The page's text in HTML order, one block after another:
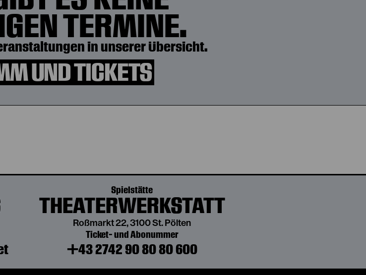
TERMINE.
in unserer Übersicht.
UND TICKETS
Spielstätte
THEATERWERKSTATT
Roßmarkt 22, 3100 St. Pölten
Ticket- und Abonummer
+43 2742 90 80 80 600